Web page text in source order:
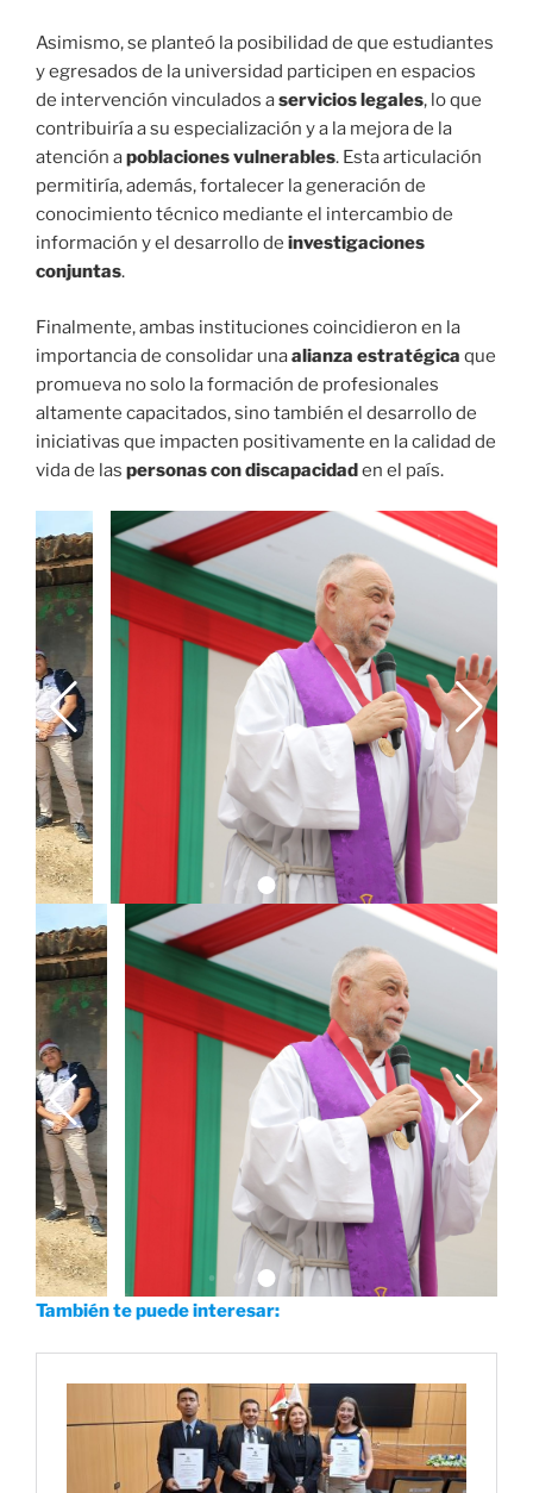
Asimismo, se planteó la posibilidad de que estudiantes
y egresados de la universidad participen en espacios
de intervención vinculados aservicios legales, lo que
contribuiría a su especialización y a la mejora de la
atención apoblaciones vulnerables. Esta articulación
permitiría, además, fortalecer la generación de
conocimiento técnico mediante el intercambio de
información y el desarrollo de investigaciones
conjuntas.
Finalmente, ambas instituciones coincidieron en la
importancia de consolidar unaalianza estratégica que
promueva no solo la formación de profesionales
altamente capacitados, sino también el desarrollo de
iniciativas que impacten positivamente en la calidad de
vida de las personas con discapacidaden el país.
También te puede interesar: